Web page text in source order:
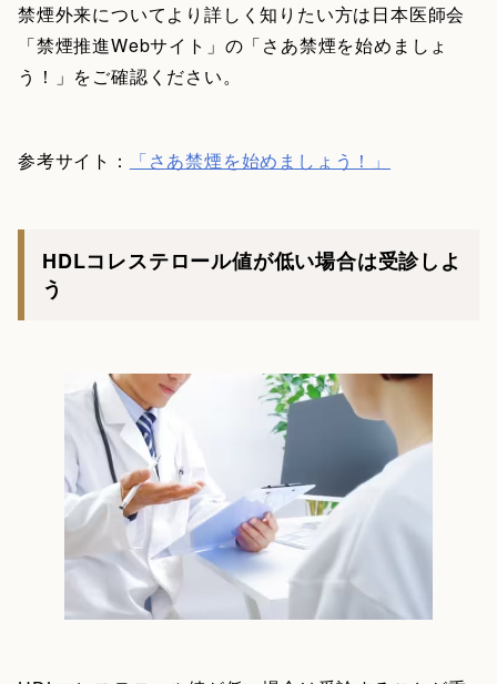
禁煙外来についてより詳しく知りたい方は日本医師会
「禁煙推進Webサイト」の「さあ禁煙を始めましょ
う！」をご確認ください。
参考サイト： 「さあ禁煙を始めましょう！」
HDLコレステロール値が低い場合は受診しよ
う